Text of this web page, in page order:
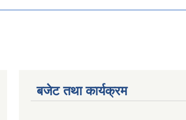
बजेट तथा कार्यक्रम